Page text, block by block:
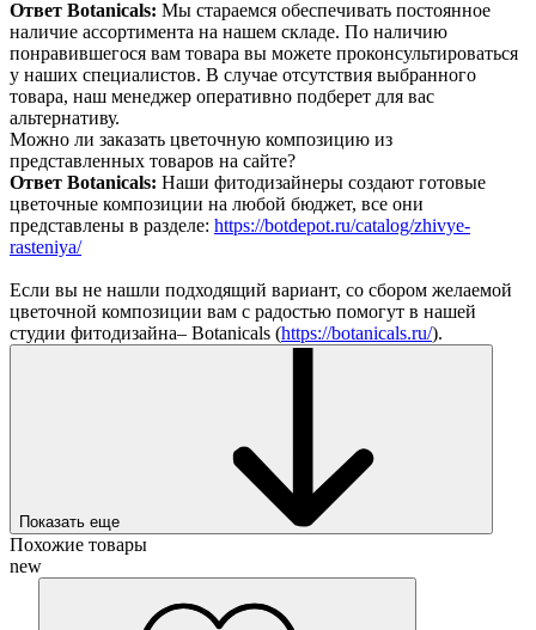
Ответ Botanicals: Мы стараемся обеспечивать постоянное
наличие ассортимента на нашем складе. По наличию
понравившегося вам товара вы можете проконсультироваться
у наших специалистов. В случае отсутствия выбранного
товара, наш менеджер оперативно подберет для вас
альтернативу.
Можно ли заказать цветочную композицию из
представленных товаров на сайте?
Ответ Botanicals: Наши фитодизайнеры создают готовые
цветочные композиции на любой бюджет, все они
представлены в разделе: https://botdepot.ru/catalog/zhivye-
rasteniya/
Если вы не нашли подходящий вариант, со сбором желаемой
цветочной композиции вам с радостью помогут в нашей
студии фитодизайна– Botanicals (https://botanicals.ru/).
Показать еще
Похожие товары
new